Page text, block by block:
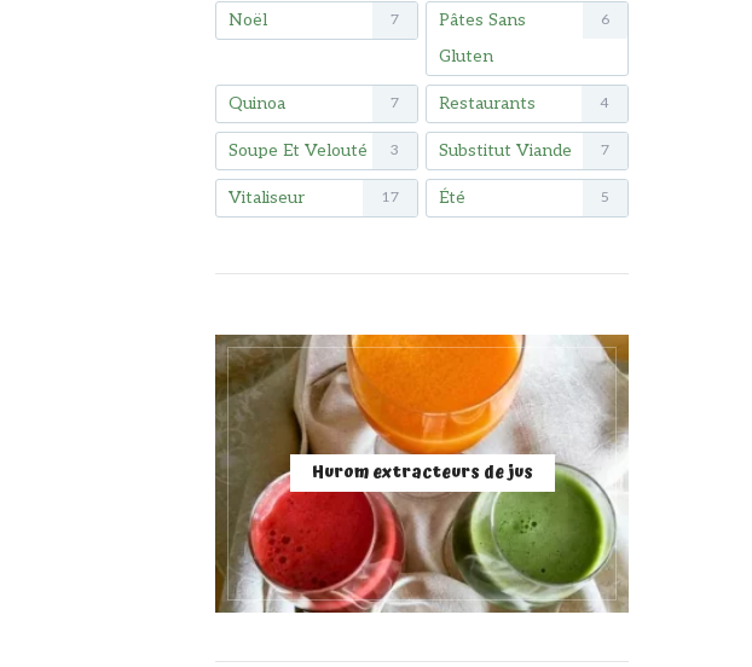
Noël 7
Pâtes Sans
Gluten
6
Quinoa 7 Restaurants 4
Soupe Et Velouté 3 Substitut Viande 7
Vitaliseur 17 Été 5
Hurom extracteurs de jus